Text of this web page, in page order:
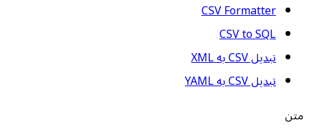
CSV Formatter
CSV to SQL
تبدیل CSV به XML
تبدیل CSV به YAML
متن